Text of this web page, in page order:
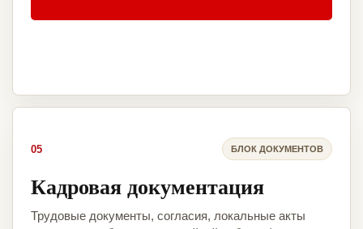
05 БЛОК ДОКУМЕНТОВ
Кадровая документация
Трудовые документы, согласия, локальные акты